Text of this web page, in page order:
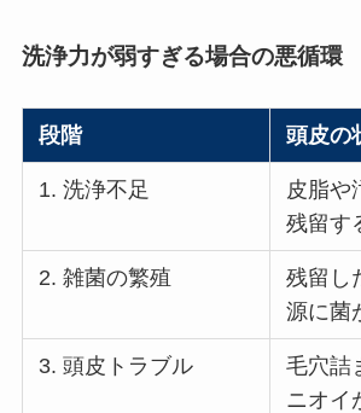
洗浄力が弱すぎる場合の悪循環
段階 頭皮の
1. 洗浄不足
皮脂や
残留す
2. 雑菌の繁殖
残留し
源に菌
3. 頭皮トラブル
毛穴詰
ニオイ